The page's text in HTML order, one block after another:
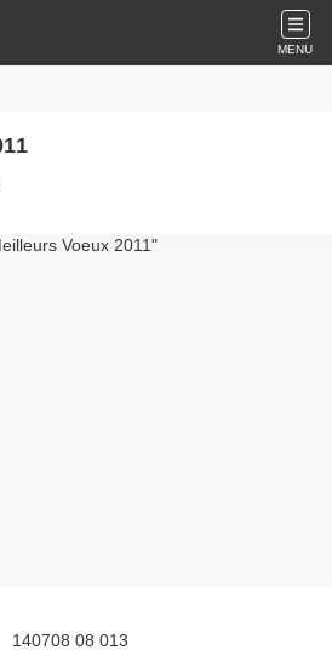
MENU